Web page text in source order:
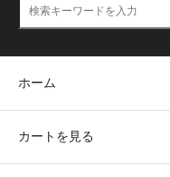
ホーム
カートを見る